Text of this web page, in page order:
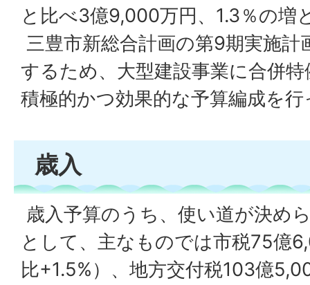
と比べ3億9,000万円、1.3％の増
三豊市新総合計画の第9期実施計
するため、大型建設事業に合併
積極的かつ効果的な予算編成を
歳入
歳入予算のうち、使い道が決め
として、主なものでは市税75億
比+1.5%）、地方交付税103億